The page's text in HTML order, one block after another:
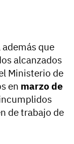
que
alcanzados
Ministerio de
en marzo de
de trabajo de